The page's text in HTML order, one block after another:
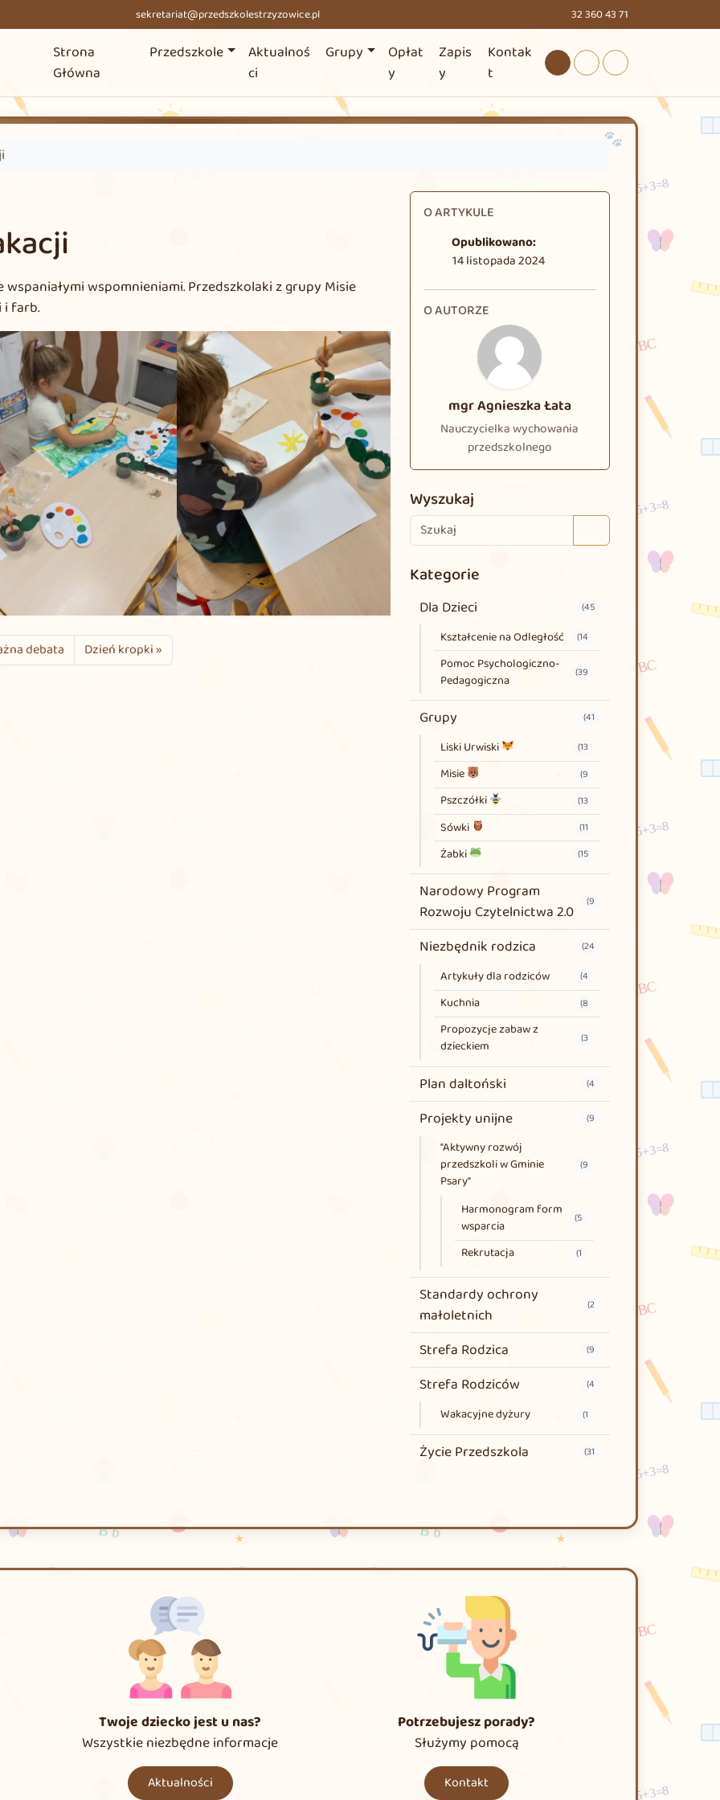
sekretariat@przedszkolestrzyzowice.pl 32 360 43 71
Strona
Główna
Przedszkole
Aktualnoś
ci
Grupy
Opłat
y
Zapis
y
Kontak
t
Tryb dziennyTryb nocnyTryb wysokiego
wspomnieniami. Przedszkolaki z grupy Misie
i farb.
debata Dzień kropki
O ARTYKULE
Opublikowano:
14 listopada 2024
O AUTORZE
mgr Agnieszka Łata
Nauczycielka wychowania
przedszkolnego
Wyszukaj
Kategorie
Dla Dzieci (45
Kształcenie na Odległość (14
Pomoc Psychologiczno-
Pedagogiczna
(39
Grupy (41
Liski Urwiski (13
Misie (9
Pszczółki (13
Sówki (11
Żabki (15
Narodowy Program
Rozwoju Czytelnictwa 2.0
(9
Niezbędnik rodzica (24
Artykuły dla rodziców (4
Kuchnia (8
Propozycje zabaw z
dzieckiem
(3
Plan daltoński (4
Projekty unijne (9
"Aktywny rozwój
przedszkoli w Gminie
Psary"
(9
Harmonogram form
wsparcia
(5
Rekrutacja (1
Standardy ochrony
małoletnich
(2
Strefa Rodzica (9
Strefa Rodziców (4
Wakacyjne dyżury (1
Życie Przedszkola (31
Twoje dziecko jest u nas?
Wszystkie niezbędne informacje
Aktualności
Potrzebujesz porady?
Służymy pomocą
Kontakt